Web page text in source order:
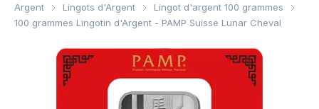
Argent Lingots d'Argent
Lingot d'argent 100 grammes
100 grammes Lingotin d'Argent - PAMP Suisse Lunar Cheval